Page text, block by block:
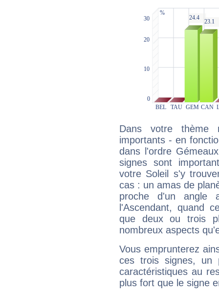
Dans votre thème
importants - en
dans l'ordre
signes sont
votre Soleil s'y
cas : un amas de
proche d'un
l'Ascendant, quand
que deux ou trois
nombreux aspects
Vous emprunterez
ces trois signes, un
caractéristiques au
plus fort que le signe